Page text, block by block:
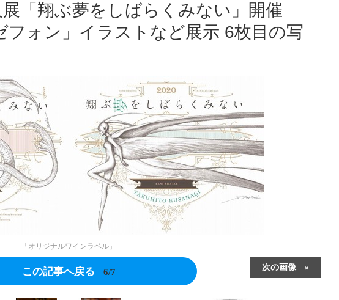
「翔ぶ夢をしばらくみない」開催
フォン」イラストなど展示 6枚目の写
「オリジナルワインラベル」
次の画像
この記事へ戻る 6/7